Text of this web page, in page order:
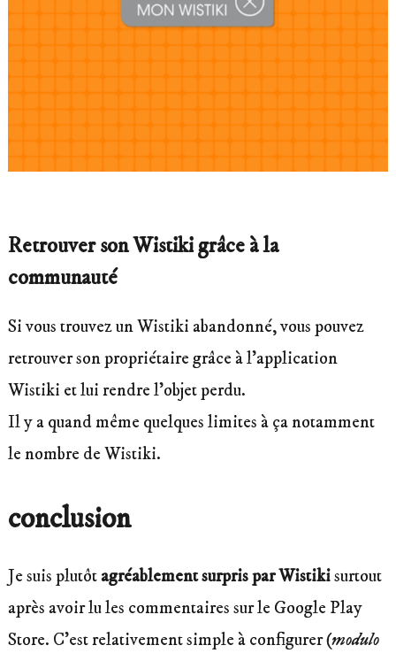
Retrouver son Wistiki grâce à la
communauté
Si vous trouvez un Wistiki abandonné, vous pouvez
retrouver son propriétaire grâce à l’application
Wistiki et lui rendre l’objet perdu.
Il y a quand même quelques limites à ça notamment
le nombre de Wistiki.
conclusion
Je suis plutôtagréablement surpris par Wistikisurtout
après avoir lu les commentaires sur le Google Play
Store. C’est relativement simple à configurer (modulo